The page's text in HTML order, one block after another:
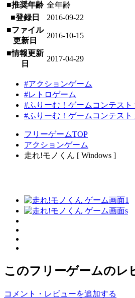
■推奨年齢 全年齢
■登録日
2016-09-22
■ファイル
更新日
2016-10-15
■情報更新
日
2017-04-29
#アクションゲーム
#レトロゲーム
#ふりーむ！ゲームコンテスト
#ふりーむ！ゲームコンテスト
フリーゲームTOP
アクションゲーム
走れ!モノくん [ Windows ]
このフリーゲームのレ
コメント・レビューを追加する